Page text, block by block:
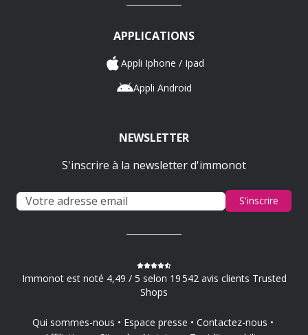
APPLICATIONS
Appli Iphone / Ipad
Appli Android
NEWSLETTER
S'inscrire à la newsletter d'immonot
S'inscrire
Immonot est noté 4,49 / 5 selon 19 542 avis clients Trusted
Shops
Qui sommes-nous Espace presse
Contactez-nous